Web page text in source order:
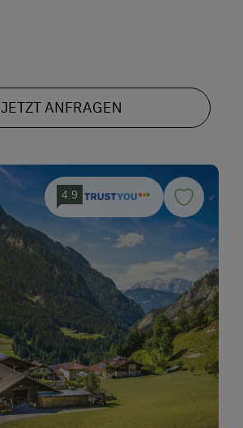
JETZT ANFRAGEN
4.9